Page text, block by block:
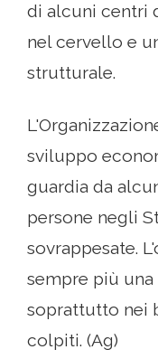
di alcuni centri
nel cervello e
strutturale.
sviluppo
guardia da
persone negli
sovrappesate.
sempre più
soprattutto nei
colpiti. (Ag)